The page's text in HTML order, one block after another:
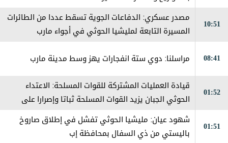
10:51
مصدر عسكري: الدفاعات الجوية تسقط عددا من الطائرات
المسيرة التابعة لمليشيا الحوثي في أجواء مارب
08:41 مراسلنا: دوي ستة انفجارات يهز وسط مدينة مارب
01:52
قيادة العمليات المشتركة للقوات المسلحة: الاعتداء
الحوثي الجبان يزيد القوات المسلحة ثباتا وإصرارا على
01:51
شهود عيان: ‏مليشيا الحوثي تفشل في إطلاق صاروخ
باليستي من ذي السفال بمحافظة إب